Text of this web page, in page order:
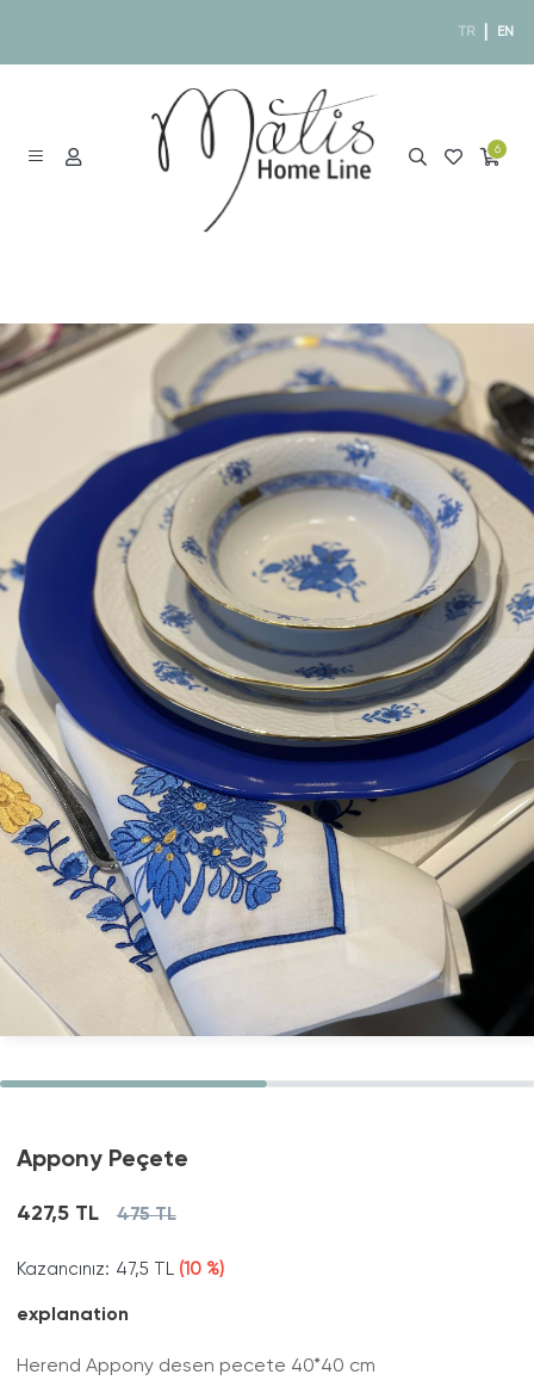
TR EN
6
Appony Peçete
427,5 TL 475 TL
Kazancınız: 47,5 TL (10 %)
explanation
Herend Appony desen pecete 40*40 cm